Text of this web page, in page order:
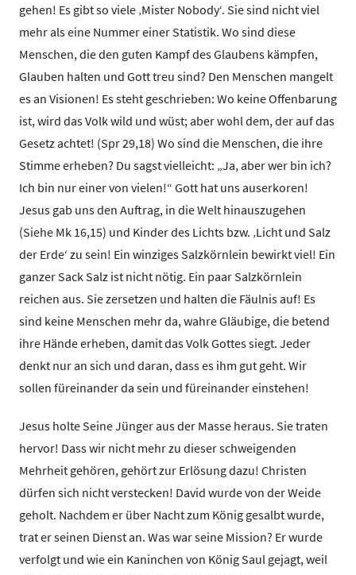
gehen! Es gibt so viele ‚Mister Nobody‘. Sie sind nicht viel
mehr als eine Nummer einer Statistik. Wo sind diese
Menschen, die den guten Kampf des Glaubens kämpfen,
Glauben halten und Gott treu sind? Den Menschen mangelt
es an Visionen! Es steht geschrieben: Wo keine Offenbarung
ist, wird das Volk wild und wüst; aber wohl dem, der auf das
Gesetz achtet! (Spr 29,18) Wo sind die Menschen, die ihre
Stimme erheben? Du sagst vielleicht: „Ja, aber wer bin ich?
Ich bin nur einer von vielen!“ Gott hat uns auserkoren!
Jesus gab uns den Auftrag, in die Welt hinauszugehen
(Siehe Mk 16,15) und Kinder des Lichts bzw. ‚Licht und Salz
der Erde‘ zu sein! Ein winziges Salzkörnlein bewirkt viel! Ein
ganzer Sack Salz ist nicht nötig. Ein paar Salzkörnlein
reichen aus. Sie zersetzen und halten die Fäulnis auf! Es
sind keine Menschen mehr da, wahre Gläubige, die betend
ihre Hände erheben, damit das Volk Gottes siegt. Jeder
denkt nur an sich und daran, dass es ihm gut geht. Wir
sollen füreinander da sein und füreinander einstehen!
Jesus holte Seine Jünger aus der Masse heraus. Sie traten
hervor! Dass wir nicht mehr zu dieser schweigenden
Mehrheit gehören, gehört zur Erlösung dazu! Christen
dürfen sich nicht verstecken! David wurde von der Weide
geholt. Nachdem er über Nacht zum König gesalbt wurde,
trat er seinen Dienst an. Was war seine Mission? Er wurde
verfolgt und wie ein Kaninchen von König Saul gejagt, weil